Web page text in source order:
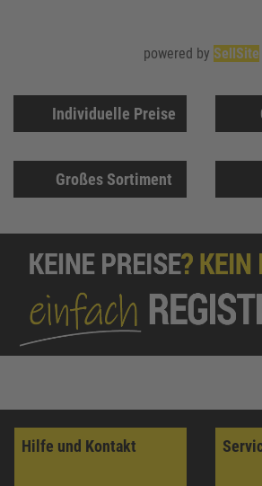
Individuelle Preise
Großes Sortiment
Hilfe und Kontakt
powered by SellSite